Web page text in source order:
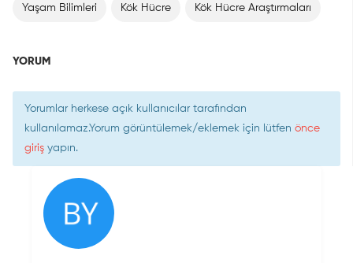
Yaşam Bilimleri Kök Hücre Kök Hücre Araştırmaları
YORUM
Yorumlar herkese açık kullanıcılar tarafından
kullanılamaz.Yorum görüntülemek/eklemek için lütfen önce
giriş yapın.